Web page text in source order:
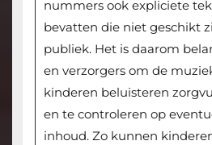
nummers ook expliciete
bevatten die niet geschikt
publiek. Het is daarom
en verzorgers om de
kinderen beluisteren
en te controleren op
inhoud. Zo kunnen